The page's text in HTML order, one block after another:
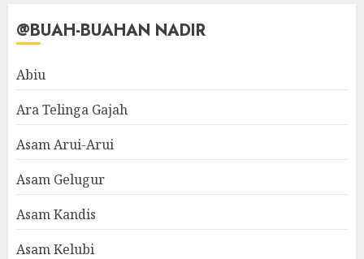
@BUAH-BUAHAN NADIR
Abiu
Ara Telinga Gajah
Asam Arui-Arui
Asam Gelugur
Asam Kandis
Asam Kelubi